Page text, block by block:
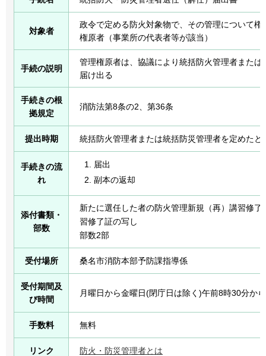
対象者
政令で定める防火対象物で、その管理について
権原者（事業所の代表者等が該当）
手続の説明
管理権原者は、協議により統括防火管理者また
届け出る
手続きの根
拠規定
消防法第8条の2、第36条
提出時期 統括防火管理者または統括防災管理者を定めたと
手続きの流
れ
届出
副本の返却
添付書類・
部数
新たに選任した者の防火管理新規（再）講習修
習修了証の写し
部数2部
受付場所 桑名市消防本部予防課指導係
受付期間及
び時間
月曜日から金曜日(閉庁日は除く)午前8時30分か
手数料 無料
リンク 防火・防災管理者とは